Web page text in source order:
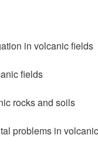
in volcanic fields
fields
rocks and soils
problems in